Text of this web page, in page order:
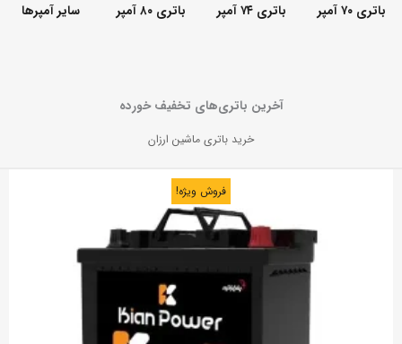
باتری ۷۰ آمپر باتری ۷۴ آمپر باتری ۸۰ آمپر سایر آمپرها
آخرین باتری‌های تخفیف خورده
خرید باتری ماشین ارزان
فروش ویژه!